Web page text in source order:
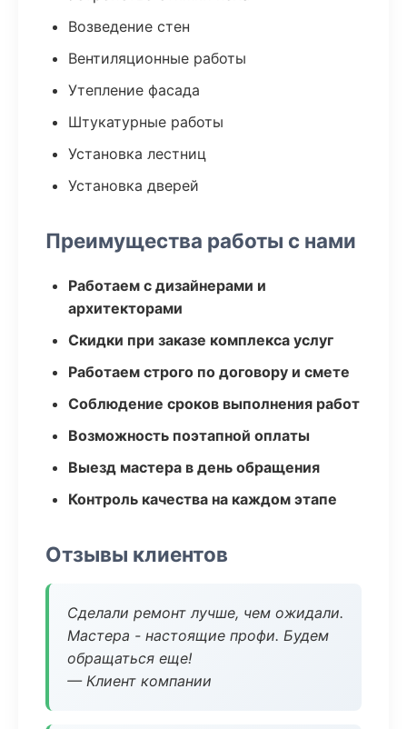
Возведение стен
Вентиляционные работы
Утепление фасада
Штукатурные работы
Установка лестниц
Установка дверей
Преимущества работы с нами
Работаем с дизайнерами и
архитекторами
Скидки при заказе комплекса услуг
Работаем строго по договору и смете
Соблюдение сроков выполнения работ
Возможность поэтапной оплаты
Выезд мастера в день обращения
Контроль качества на каждом этапе
Отзывы клиентов
Сделали ремонт лучше, чем ожидали.
Мастера - настоящие профи. Будем
обращаться еще!
— Клиент компании